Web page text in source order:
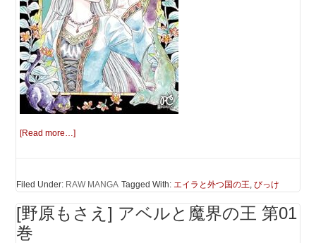
[Read more…]
Filed Under: RAW MANGA Tagged With:エイラと外つ国の王,びっけ
[野原もさえ] アベルと魔界の王 第01
巻